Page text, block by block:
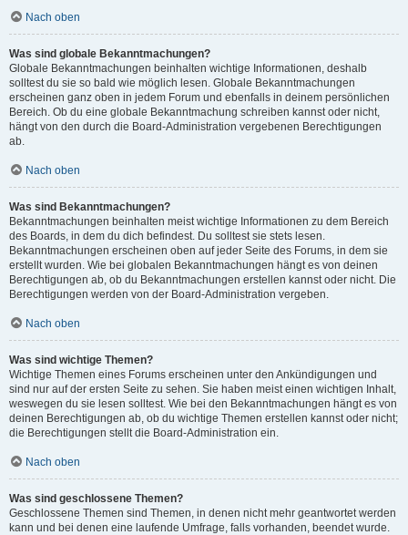
Nach oben
Was sind globale Bekanntmachungen?
Globale Bekanntmachungen beinhalten wichtige Informationen, deshalb
solltest du sie so bald wie möglich lesen. Globale Bekanntmachungen
erscheinen ganz oben in jedem Forum und ebenfalls in deinem persönlichen
Bereich. Ob du eine globale Bekanntmachung schreiben kannst oder nicht,
hängt von den durch die Board-Administration vergebenen Berechtigungen
ab.
Nach oben
Was sind Bekanntmachungen?
Bekanntmachungen beinhalten meist wichtige Informationen zu dem Bereich
des Boards, in dem du dich befindest. Du solltest sie stets lesen.
Bekanntmachungen erscheinen oben auf jeder Seite des Forums, in dem sie
erstellt wurden. Wie bei globalen Bekanntmachungen hängt es von deinen
Berechtigungen ab, ob du Bekanntmachungen erstellen kannst oder nicht. Die
Berechtigungen werden von der Board-Administration vergeben.
Nach oben
Was sind wichtige Themen?
Wichtige Themen eines Forums erscheinen unter den Ankündigungen und
sind nur auf der ersten Seite zu sehen. Sie haben meist einen wichtigen Inhalt,
weswegen du sie lesen solltest. Wie bei den Bekanntmachungen hängt es von
deinen Berechtigungen ab, ob du wichtige Themen erstellen kannst oder nicht;
die Berechtigungen stellt die Board-Administration ein.
Nach oben
Was sind geschlossene Themen?
Geschlossene Themen sind Themen, in denen nicht mehr geantwortet werden
kann und bei denen eine laufende Umfrage, falls vorhanden, beendet wurde.